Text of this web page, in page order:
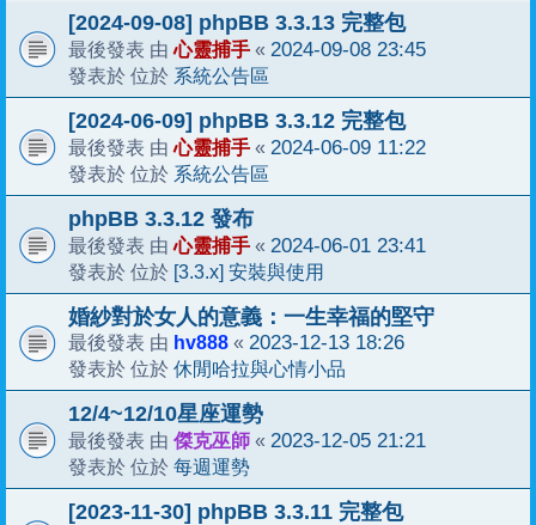
[2024-09-08] phpBB 3.3.13 完整包
最後發表 由心靈捕手 « 2024-09-08 23:45
發表於 位於 系統公告區
[2024-06-09] phpBB 3.3.12 完整包
最後發表 由心靈捕手 « 2024-06-09 11:22
發表於 位於 系統公告區
phpBB 3.3.12 發布
最後發表 由心靈捕手 « 2024-06-01 23:41
發表於 位於 [3.3.x] 安裝與使用
婚紗對於女人的意義：一生幸福的堅守
最後發表 由 hv888 « 2023-12-13 18:26
發表於 位於 休閒哈拉與心情小品
12/4~12/10星座運勢
最後發表 由 傑克巫師 « 2023-12-05 21:21
發表於 位於 每週運勢
[2023-11-30] phpBB 3.3.11 完整包